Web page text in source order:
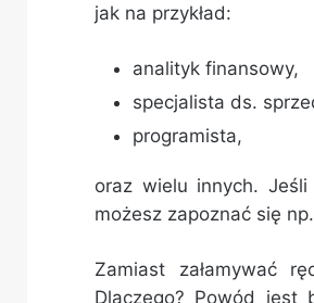
jak na przykład:
analityk finansowy,
specjalista ds.
programista,
oraz wielu innych.
możesz zapoznać się
Zamiast załamywać
Dlaczego? Powód jest